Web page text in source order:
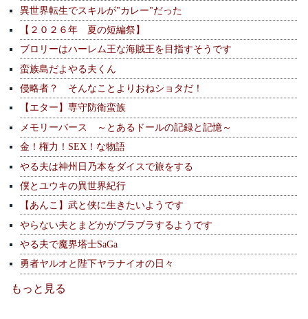
異世界転生でスキルが"カレー"だった
【２０２６年 夏の短編祭】
ブロリーはハーレム王な海賊王を目指すそうです
蛮族島だよやる夫くん
侵略者？ そんなことよりおねショタだ！
【エター】専守防衛蛮族
メモリーバース ～とあるドールの記録と記憶～
金！権力！SEX！な物語
やる夫は神州日乃本をダイスで旅をする
僕とユウキの異世界紀行
【あんこ】武と侠に生きたいようです
やらない夫とまどかがブラブラするようです
やる夫で魔界塔士SaGa
勇者ヤルオと陛下ヤラナイオの日々
もっと見る